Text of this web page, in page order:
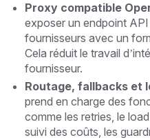
Proxy compatible
exposer un endpoint
fournisseurs avec un
Cela réduit le travail
fournisseur.
Routage, fallbacks et
prend en charge des
comme les retries, le
suivi des coûts, les